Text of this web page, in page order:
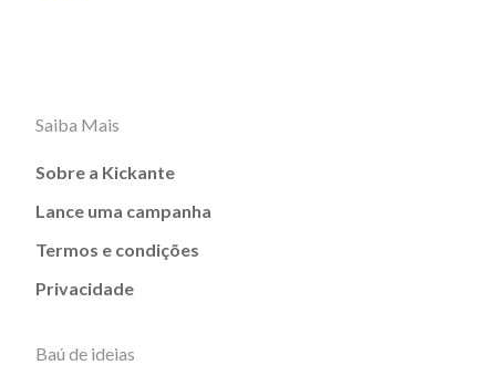
Saiba Mais
Sobre a Kickante
Lance uma campanha
Termos e condições
Privacidade
Baú de ideias